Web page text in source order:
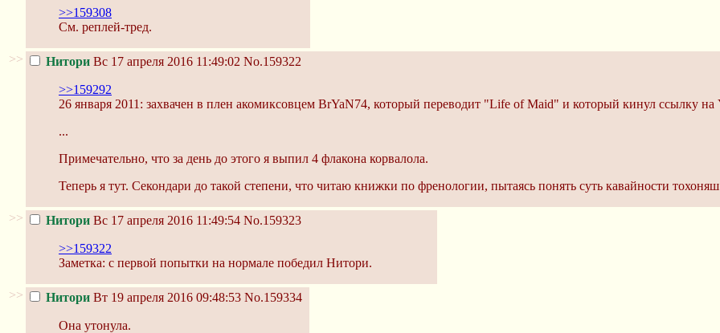
>>159308
См. реплей-тред.
>> Нитори Вс 17 апреля 2016 11:49:02 No.159322
>>159292
26 января 2011: захвачен в плен акомиксовцем BrYaN74, который переводит "Life of Maid" и который кинул ссылку на
...
Примечательно, что за день до этого я выпил 4 флакона корвалола.
Теперь я тут. Секондари до такой степени, что читаю книжки по френологии, пытаясь понять суть кавайности
>> Нитори Вс 17 апреля 2016 11:49:54 No.159323
>>159322
Заметка: с первой попытки на нормале победил Нитори.
>> Нитори Вт 19 апреля 2016 09:48:53 No.159334
Она утонула.